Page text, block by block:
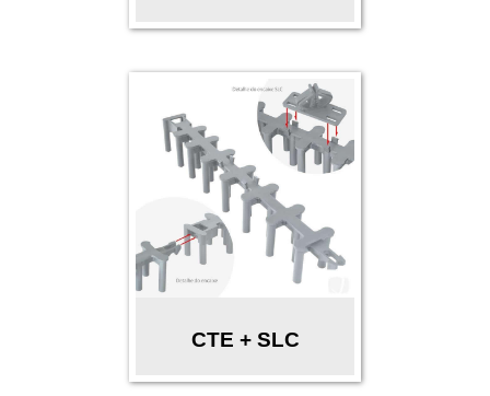
CTE + SLC